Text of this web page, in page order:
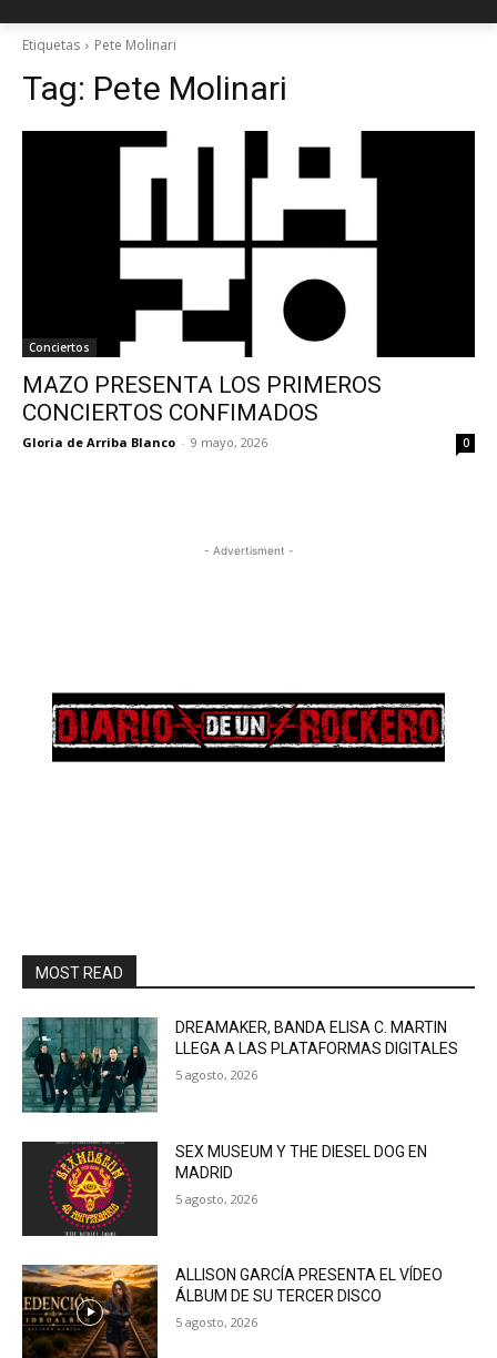
Etiquetas Pete Molinari
Tag: Pete Molinari
Conciertos
MAZO PRESENTA LOS PRIMEROS
CONCIERTOS CONFIMADOS
Gloria de Arriba Blanco - 9 mayo, 2026 0
- Advertisment -
MOST READ
DREAMAKER, BANDA ELISA C. MARTIN
LLEGA A LAS PLATAFORMAS DIGITALES
5 agosto, 2026
SEX MUSEUM Y THE DIESEL DOG EN
MADRID
5 agosto, 2026
ALLISON GARCÍA PRESENTA EL VÍDEO
ÁLBUM DE SU TERCER DISCO
5 agosto, 2026